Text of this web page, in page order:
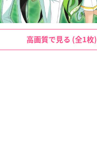
高画質で見る (全1枚)